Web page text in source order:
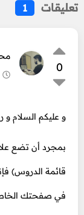
تعليقات 1
0
و عليكم السلام و
بمجرد أن تضع
قائمة الدروس)
في صفحتك